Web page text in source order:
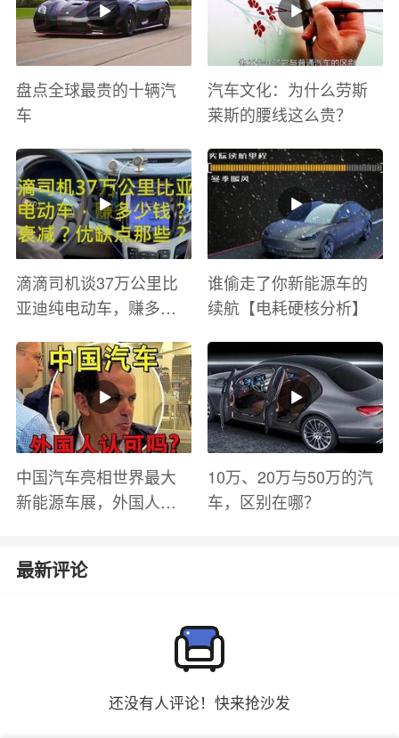
盘点全球最贵的十辆汽
车
汽车文化：为什么劳斯
莱斯的腰线这么贵？
滴滴司机谈37万公里比
亚迪纯电动车，赚多少
有哪些？
谁偷走了你新能源车的
续航【电耗硬核分析】
中国汽车亮相世界最大
新能源车展，外国人怎
10万、20万与50万的汽
车，区别在哪？
最新评论
还没有人评论！快来抢沙发